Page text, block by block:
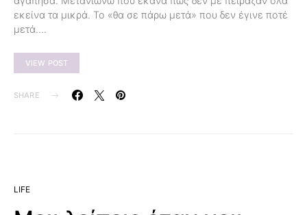
εκείνα τα μικρά. Το «θα σε πάρω μετά» που δεν έγινε ποτέ
μετά.…
VIEW POST
SHARE
LIFE